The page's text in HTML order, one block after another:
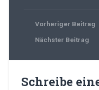
Vorheriger Beitrag
Nächster Beitrag
Schreibe